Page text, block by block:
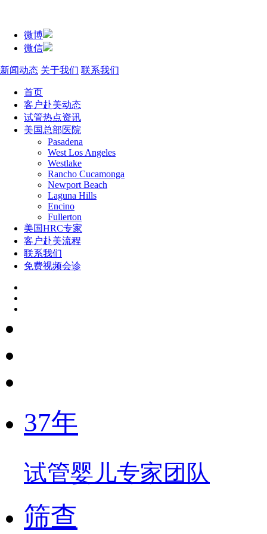
微博
微信
新闻动态 关于我们 联系我们
首页
客户赴美动态
试管热点资讯
美国总部医院
Pasadena
West Los Angeles
Westlake
Rancho Cucamonga
Newport Beach
Laguna Hills
Encino
Fullerton
美国HRC专家
客户赴美流程
联系我们
免费视频会诊
37年
试管婴儿专家团队
筛查